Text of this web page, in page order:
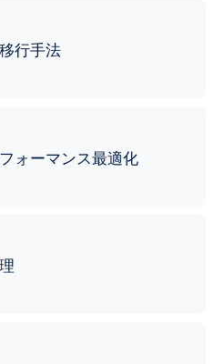
行手法
ォーマンス最適化